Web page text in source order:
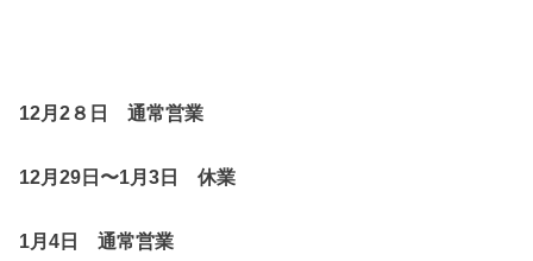
12月2８日 通常営業
12月29日〜1月3日 休業
1月4日 通常営業